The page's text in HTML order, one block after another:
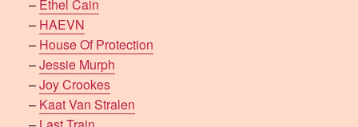
– Ethel Cain
– HAEVN
– House Of Protection
–Jessie Murph
–Joy Crookes
– Kaat Van Stralen